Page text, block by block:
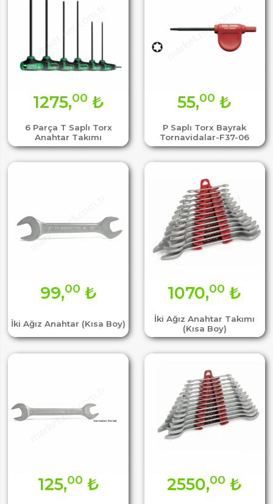
6 Parça T Saplı Torx
Anahtar Takımı
1275,00 ₺
P Saplı Torx Bayrak
Tornavidalar-F37-06
55,00 ₺
İki Ağız Anahtar (Kısa Boy)
99,00 ₺
İki Ağız Anahtar Takımı
(Kısa Boy)
1070,00 ₺
125,00 ₺ 2550,00 ₺